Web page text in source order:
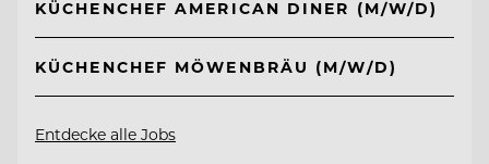
KÜCHENCHEF AMERICAN DINER (M/W/D)
KÜCHENCHEF MÖWENBRÄU (M/W/D)
Entdecke alle Jobs